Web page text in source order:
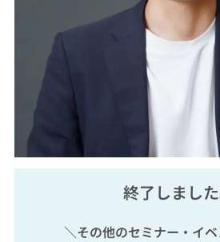
終了しました
＼その他のセミナー・イ